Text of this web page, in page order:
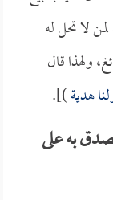
لا تحل له
ولهذا قال
هدية)].
به على